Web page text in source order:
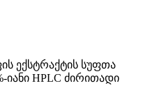
ექსტრაქტის სუფთა
იანი HPLC ძირითადი